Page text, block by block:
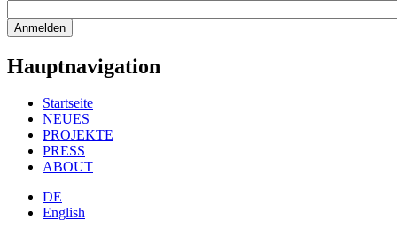
Hauptnavigation
Startseite
NEUES
PROJEKTE
PRESS
ABOUT
DE
English